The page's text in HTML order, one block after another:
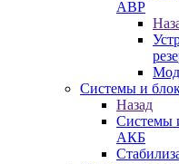
АВР
Системы и
Назад
Системы
АКБ